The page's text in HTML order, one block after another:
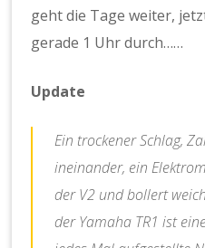
geht die Tage weiter,
gerade 1 Uhr durch……
Update
Ein trockener Schlag,
ineinander, ein
der V2 und bollert
der Yamaha TR1 ist